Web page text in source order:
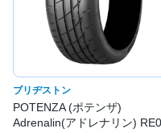
ブリヂストン
POTENZA (ポテンザ)
Adrenalin(アドレナリン)